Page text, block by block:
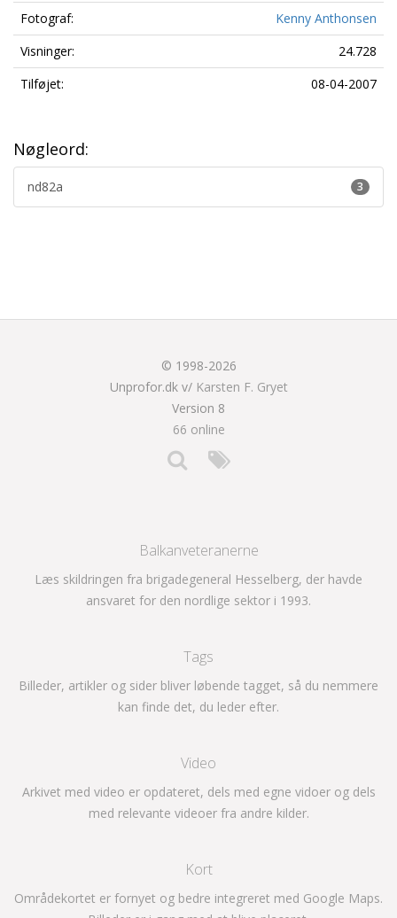
Fotograf:
Kenny Anthonsen
Visninger:
24.728
Tilføjet:
08-04-2007
Nøgleord:
3
nd82a
© 1998-2026
Unprofor.dk v/ Karsten F. Gryet
Version 8
66 online
Balkanveteranerne
Læs skildringen fra brigadegeneral Hesselberg, der havde
ansvaret for den nordlige sektor i 1993.
Tags
Billeder, artikler og sider bliver løbende tagget, så du nemmere
kan finde det, du leder efter.
Video
Arkivet med video er opdateret, dels med egne vidoer og dels
med relevante videoer fra andre kilder.
Kort
Områdekortet er fornyet og bedre integreret med Google Maps.